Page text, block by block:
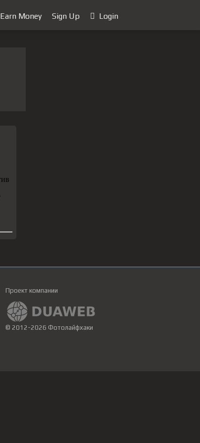
Earn Money Sign Up Login
Проект компании
© 2012-2026 Фотолайфхаки